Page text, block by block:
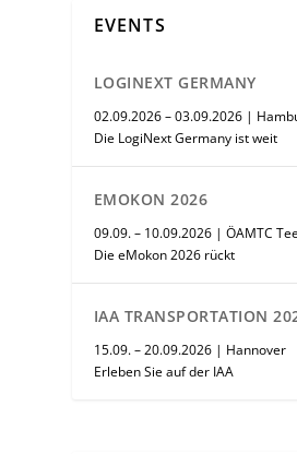
EVENTS
LOGINEXT GERMANY
02.09.2026 – 03.09.2026 |
Die LogiNext Germany ist weit
EMOKON 2026
09.09. – 10.09.2026 | ÖAMTC
Die eMokon 2026 rückt
IAA TRANSPORTATION
15.09. – 20.09.2026 | Hannover
Erleben Sie auf der IAA